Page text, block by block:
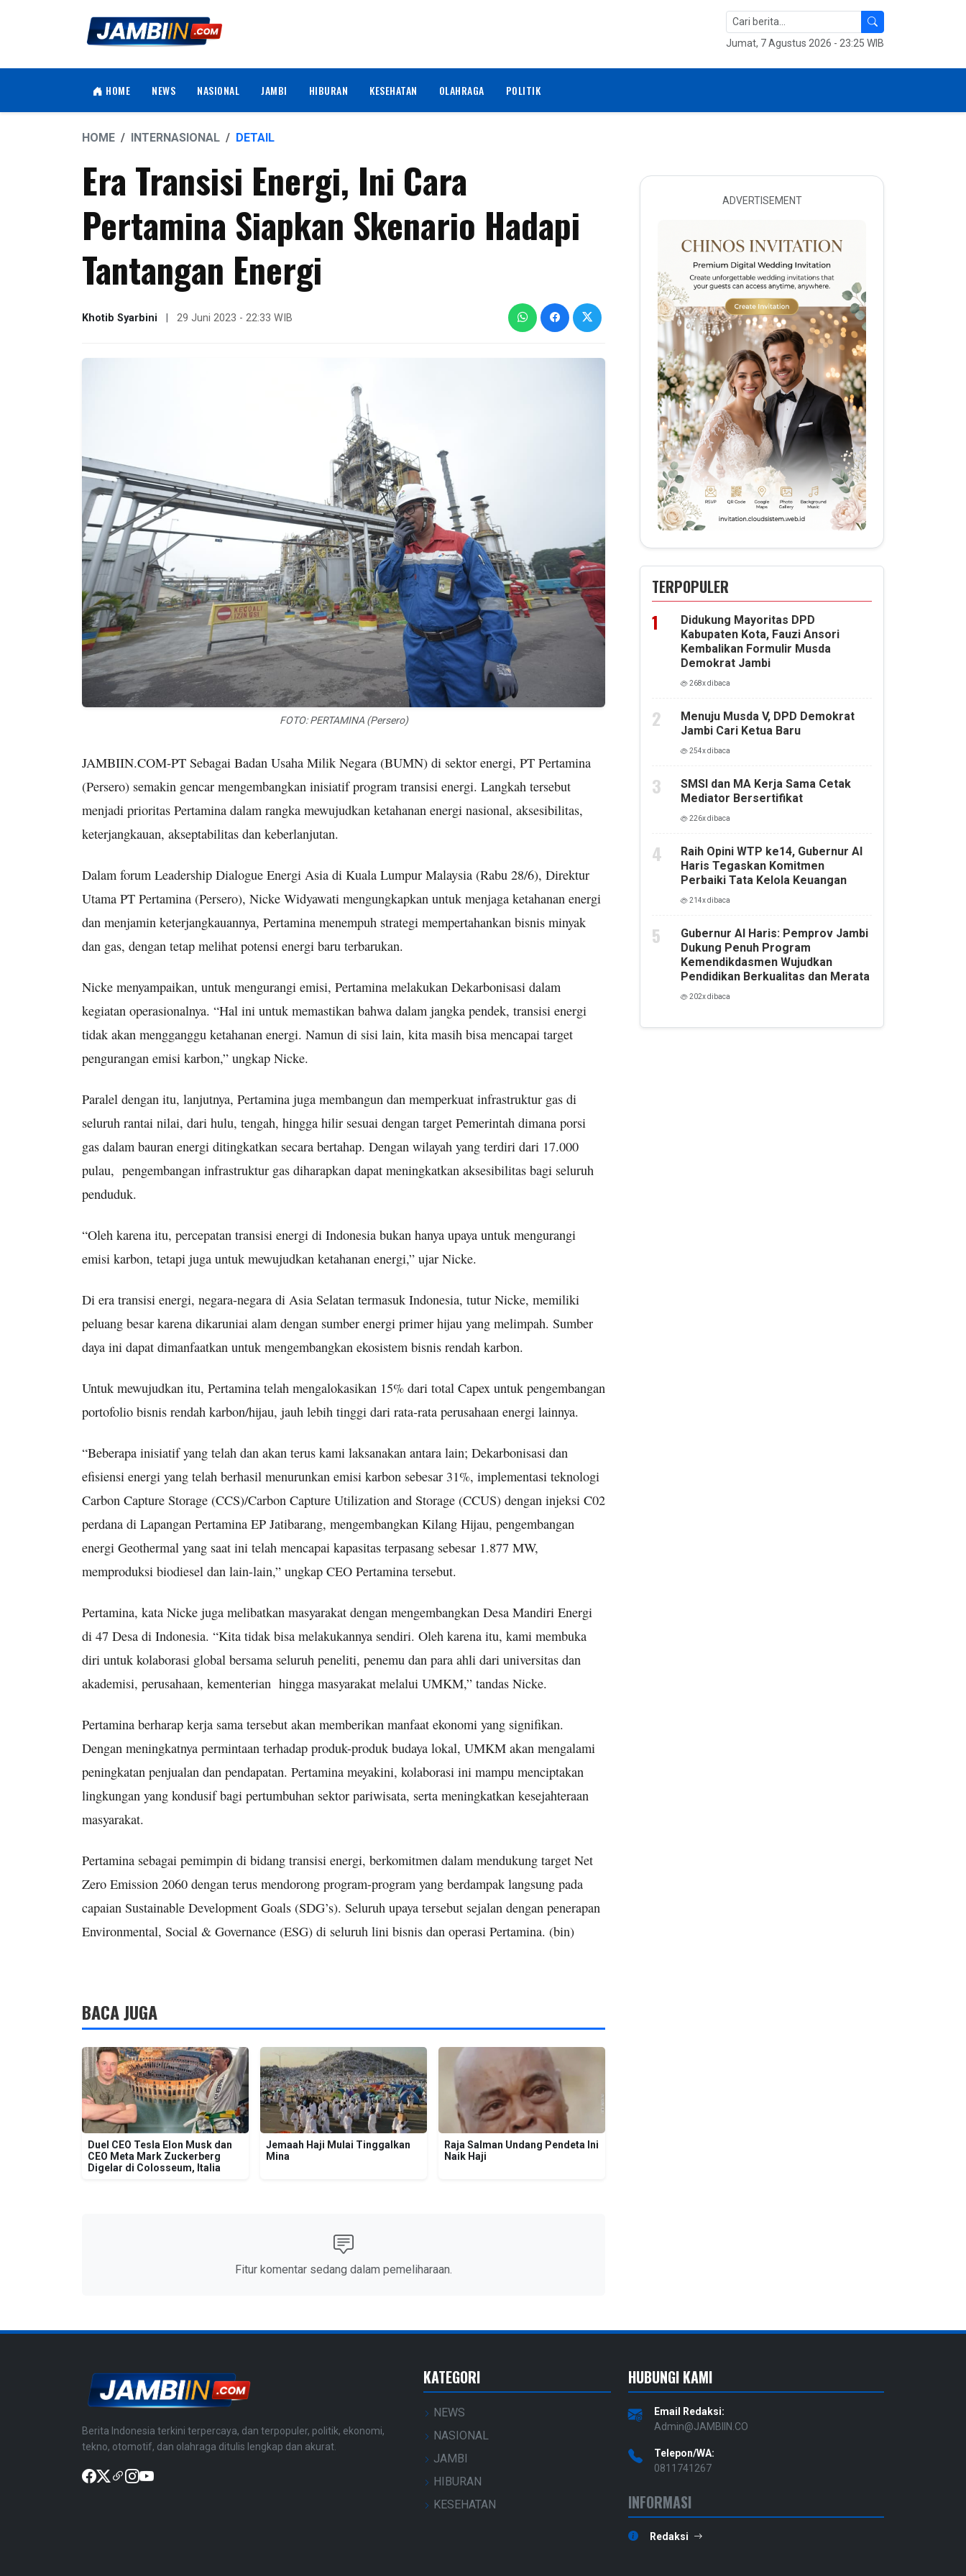
Jumat, 7 Agustus 2026 - 23:25 WIB
HOME NEWS NASIONAL JAMBI HIBURAN KESEHATAN OLAHRAGA POLITIK
HOME INTERNASIONAL DETAIL
Era Transisi Energi, Ini Cara
Pertamina Siapkan Skenario Hadapi
Tantangan Energi
Khotib Syarbini 29 Juni 2023 - 22:33 WIB
FOTO: PERTAMINA (Persero)
JAMBIIN.COM-PT Sebagai Badan Usaha Milik Negara (BUMN) di sektor energi, PT Pertamina
(Persero) semakin gencar mengembangkan inisiatif program transisi energi. Langkah tersebut
menjadi prioritas Pertamina dalam rangka mewujudkan ketahanan energi nasional, aksesibilitas,
keterjangkauan, akseptabilitas dan keberlanjutan.
Dalam forum Leadership Dialogue Energi Asia di Kuala Lumpur Malaysia (Rabu 28/6), Direktur
Utama PT Pertamina (Persero), Nicke Widyawati mengungkapkan untuk menjaga ketahanan energi
dan menjamin keterjangkauannya, Pertamina menempuh strategi mempertahankan bisnis minyak
dan gas, dengan tetap melihat potensi energi baru terbarukan.
Nicke menyampaikan, untuk mengurangi emisi, Pertamina melakukan Dekarbonisasi dalam
kegiatan operasionalnya. “Hal ini untuk memastikan bahwa dalam jangka pendek, transisi energi
tidak akan mengganggu ketahanan energi. Namun di sisi lain, kita masih bisa mencapai target
pengurangan emisi karbon,” ungkap Nicke.
Paralel dengan itu, lanjutnya, Pertamina juga membangun dan memperkuat infrastruktur gas di
seluruh rantai nilai, dari hulu, tengah, hingga hilir sesuai dengan target Pemerintah dimana porsi
gas dalam bauran energi ditingkatkan secara bertahap. Dengan wilayah yang terdiri dari 17.000
pulau, pengembangan infrastruktur gas diharapkan dapat meningkatkan aksesibilitas bagi seluruh
penduduk.
“Oleh karena itu, percepatan transisi energi di Indonesia bukan hanya upaya untuk mengurangi
emisi karbon, tetapi juga untuk mewujudkan ketahanan energi,” ujar Nicke.
Di era transisi energi, negara-negara di Asia Selatan termasuk Indonesia, tutur Nicke, memiliki
peluang besar karena dikaruniai alam dengan sumber energi primer hijau yang melimpah. Sumber
daya ini dapat dimanfaatkan untuk mengembangkan ekosistem bisnis rendah karbon.
Untuk mewujudkan itu, Pertamina telah mengalokasikan 15% dari total Capex untuk pengembangan
portofolio bisnis rendah karbon/hijau, jauh lebih tinggi dari rata-rata perusahaan energi lainnya.
“Beberapa inisiatif yang telah dan akan terus kami laksanakan antara lain; Dekarbonisasi dan
efisiensi energi yang telah berhasil menurunkan emisi karbon sebesar 31%, implementasi teknologi
Carbon Capture Storage (CCS)/Carbon Capture Utilization and Storage (CCUS) dengan injeksi C02
perdana di Lapangan Pertamina EP Jatibarang, mengembangkan Kilang Hijau, pengembangan
energi Geothermal yang saat ini telah mencapai kapasitas terpasang sebesar 1.877 MW,
memproduksi biodiesel dan lain-lain,” ungkap CEO Pertamina tersebut.
Pertamina, kata Nicke juga melibatkan masyarakat dengan mengembangkan Desa Mandiri Energi
di 47 Desa di Indonesia. “Kita tidak bisa melakukannya sendiri. Oleh karena itu, kami membuka
diri untuk kolaborasi global bersama seluruh peneliti, penemu dan para ahli dari universitas dan
akademisi, perusahaan, kementerian hingga masyarakat melalui UMKM,” tandas Nicke.
Pertamina berharap kerja sama tersebut akan memberikan manfaat ekonomi yang signifikan.
Dengan meningkatnya permintaan terhadap produk-produk budaya lokal, UMKM akan mengalami
peningkatan penjualan dan pendapatan. Pertamina meyakini, kolaborasi ini mampu menciptakan
lingkungan yang kondusif bagi pertumbuhan sektor pariwisata, serta meningkatkan kesejahteraan
masyarakat.
Pertamina sebagai pemimpin di bidang transisi energi, berkomitmen dalam mendukung target Net
Zero Emission 2060 dengan terus mendorong program-program yang berdampak langsung pada
capaian Sustainable Development Goals (SDG’s). Seluruh upaya tersebut sejalan dengan penerapan
Environmental, Social & Governance (ESG) di seluruh lini bisnis dan operasi Pertamina. (bin)
BACA JUGA
Duel CEO Tesla Elon Musk dan
CEO Meta Mark Zuckerberg
Digelar di Colosseum, Italia
Jemaah Haji Mulai Tinggalkan
Mina
Raja Salman Undang Pendeta Ini
Naik Haji
Fitur komentar sedang dalam pemeliharaan.
ADVERTISEMENT
TERPOPULER
Didukung Mayoritas DPD
Kabupaten Kota, Fauzi Ansori
Kembalikan Formulir Musda
Demokrat Jambi
268x dibaca
Menuju Musda V, DPD Demokrat
Jambi Cari Ketua Baru
254x dibaca
SMSI dan MA Kerja Sama Cetak
Mediator Bersertifikat
226x dibaca
Raih Opini WTP ke14, Gubernur Al
Haris Tegaskan Komitmen
Perbaiki Tata Kelola Keuangan
214x dibaca
Gubernur Al Haris: Pemprov Jambi
Dukung Penuh Program
Kemendikdasmen Wujudkan
Pendidikan Berkualitas dan Merata
202x dibaca
Berita Indonesia terkini terpercaya, dan terpopuler, politik, ekonomi,
tekno, otomotif, dan olahraga ditulis lengkap dan akurat.
KATEGORI
NEWS
NASIONAL
JAMBI
HIBURAN
KESEHATAN
HUBUNGI KAMI
Email Redaksi:
Admin@JAMBIIN.CO
Telepon/WA:
0811741267
INFORMASI
Redaksi